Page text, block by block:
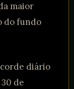
maior
do fundo
diário
de